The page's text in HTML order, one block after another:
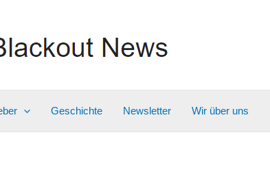
Geschichte Newsletter Wir über uns